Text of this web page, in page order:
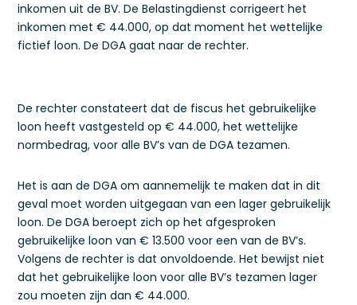
inkomen uit de BV. De Belastingdienst corrigeert het
inkomen met € 44.000, op dat moment het wettelijke
fictief loon. De DGA gaat naar de rechter.
De rechter constateert dat de fiscus het gebruikelijke
loon heeft vastgesteld op € 44.000, het wettelijke
normbedrag, voor alle BV’s van de DGA tezamen.
Het is aan de DGA om aannemelijk te maken dat in dit
geval moet worden uitgegaan van een lager gebruikelijk
loon. De DGA beroept zich op het afgesproken
gebruikelijke loon van € 13.500 voor een van de BV’s.
Volgens de rechter is dat onvoldoende. Het bewijst niet
dat het gebruikelijke loon voor alle BV’s tezamen lager
zou moeten zijn dan € 44.000.